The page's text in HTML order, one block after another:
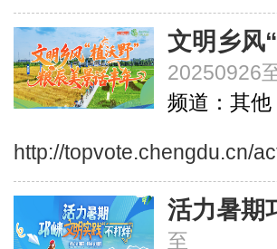
文明乡风
20250926
频道：其他
http://topvote.chengdu.cn/
活力暑期
至